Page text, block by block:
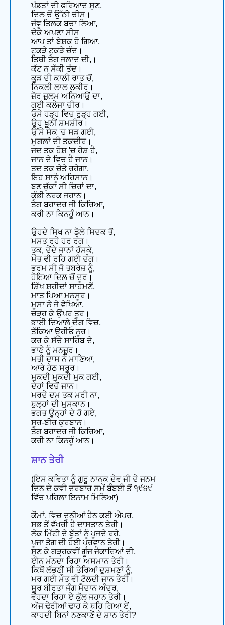
ਪੰਡਤਾਂ ਦੀ ਫਰਿਆਦ ਸੁਣ,
ਦਿਲ ਚੋਂ ਉੱਠੀ ਚੀਸ।
ਜੰਞੂ ਤਿਲਕ ਬਚਾ ਲਿਆ,
ਦੇਕੇ ਅਪਣਾ ਸੀਸ
ਆਪ ਤਾਂ ਬੇਸ਼ਕ ਹੋ ਗਿਆ,
ਟੁਕੜੇ ਟੁਕੜੇ ਚੰਦ।
ਤਿਥੀ ਤੇਗ ਜਲਾਦ ਦੀ,।
ਕੱਟ ਨ ਸੱਕੀ ਤੰਦ।
ਕੂੜ ਦੀ ਕਾਲੀ ਰਾਤ ਚੋਂ,
ਨਿਕਲੀ ਲਾਲ ਲਕੀਰ।
ਜ਼ੋਰ ਜ਼ੁਲਮ ਅਨਿਆਉਂ ਦਾ,
ਗਈ ਕਲੇਜਾ ਚੀਰ।
ਓਸੇ ਹੜ੍ਹ ਵਿਚ ਰੁੜ੍ਹ ਗਈ,
ਉਹ ਖੂਨੀਂ ਸ਼ਮਸ਼ੀਰ।
ਉੱਸੇ ਸੇਕ 'ਚ ਸੜ ਗਈ,
ਮੁਗ਼ਲਾਂ ਦੀ ਤਕਦੀਰ।
ਜਦ ਤਕ ਹੋਸ਼ 'ਚ ਹੋਸ਼ ਹੈ,
ਜਾਨ ਦੇ ਵਿਚ ਹੈ ਜਾਨ।
ਤਦ ਤਕ ਚੇਤੇ ਰਹੇਗਾ,
ਇਹ ਸਾਨੂੰ ਅਹਿਸਾਨ।
ਬਣ ਚੁੱਕਾ ਸੀ ਚਿਰਾਂ ਦਾ,
ਕੁੰਭੀ ਨਰਕ ਜਹਾਨ।
ਤੇਗ ਬਹਾਦਰ ਜੀ ਕਿਰਿਆ,
ਕਰੀ ਨਾ ਕਿਨਹੂੰ ਆਨ।
ਉਹਦੇ ਸਿਖ ਨਾ ਡੋਲੇ ਸਿਦਕ ਤੋਂ,
ਮਸਤ ਰਹੇ ਹਰ ਰੰਗ।
ਤਕ, ਦੇਂਦੇ ਜਾਨਾਂ ਹੱਸਕੇ,
ਮੌਤ ਵੀ ਰਹਿ ਗਈ ਦੰਗ।
ਭਰਮ ਸੀ ਜੋ ਤਬਰੇਜ਼ ਨੂੰ,
ਹੋਇਆ ਦਿਲ ਚੋਂ ਦੂਰ।
ਸ਼ਿੱਖ ਸ਼ਹੀਦਾਂ ਸਾਹਮਣੇਂ,
ਮਾਤ ਪਿਆ ਮਨਸੂਰ।
ਮੂਸਾ ਨੇ ਜੋ ਵੇਖਿਆ,
ਚੜ੍ਹ ਕੇ ਉਂਪਰ ਤੂਰ।
ਭਾਈ ਦਿਆਲੇ ਦੇਗ਼ ਵਿਚ,
ਤੱਕਿਆ ਉਹੀਓ ਨੂਰ।
ਕਰ ਕੇ ਸੱਚੇ ਸਾਹਿਬ ਦੇ,
ਭਾਣੇ ਨੂੰ ਮਨਜ਼ੂਰ।
ਮਤੀ ਦਾਸ ਨੇ ਮਾਣਿਆ,
ਆਰੇ ਹੇਠ ਸਰੂਰ।
ਮੁਕਦੀ ਮੁਕਦੀ ਮੁਕ ਗਈ,
ਦੇਹਾਂ ਵਿਚੋਂ ਜਾਨ।
ਮਰਦੇ ਦਮ ਤਕ ਮਰੀ ਨਾ,
ਬੁਲ੍ਹਾਂ ਦੀ ਮੁਸਕਾਨ।
ਭਗਤ ਉਨ੍ਹਾਂ ਦੇ ਹੋ ਗਏ,
ਸੂਰ-ਬੀਰ ਕੁਰਬਾਨ।
ਤੇਗ ਬਹਾਦਰ ਜੀ ਕਿਰਿਆ,
ਕਰੀ ਨਾ ਕਿਨਹੂੰ ਆਨ।
ਸ਼ਾਨ ਤੇਰੀ
(ਇਸ ਕਵਿਤਾ ਨੂੰ ਗੁਰੂ ਨਾਨਕ ਦੇਵ ਜੀ ਦੇ ਜਨਮ
ਦਿਨ ਦੇ ਕਵੀ ਦਰਬਾਰ ਸਮੇਂ ਬੰਬਈ ਤੋਂ ੧੯੪੯
ਵਿੱਚ ਪਹਿਲਾ ਇਨਾਮ ਮਿਲਿਆ)
ਕੌਮਾਂ, ਵਿਚ ਦੁਨੀਆਂ ਹੈਨ ਕਈ ਐਪਰ,
ਸਭ ਤੋਂ ਵੱਖਰੀ ਹੈ ਦਾਸਤਾਨ ਤੇਰੀ।
ਲੋਕ ਮਿੱਟੀ ਦੇ ਬੁੱਤਾਂ ਨੂੰ ਪੂਜਦੇ ਰਹੇ,
ਪੂਜਾ ਤੇਗ ਦੀ ਹੋਈ ਪ੍ਰਵਾਨ ਤੇਰੀ।
ਸੁਣ ਕੇ ਗੜ੍ਹਕਵੀਂ ਗੂੰਜ ਜੈਕਾਰਿਆਂ ਦੀ,
ਈਨ ਮੰਨਦਾ ਰਿਹਾ ਅਸਮਾਨ ਤੇਰੀ।
ਕਿਥੋਂ ਲੱਭਣੀਂ ਸੀ ਤੇਰਿਆਂ ਦੁਸ਼ਮਣਾਂ ਨੂੰ,
ਮਰ ਗਈ ਮੌਤ ਵੀ ਟੋਲਦੀ ਜਾਨ ਤੇਰੀ।
ਸੂਰ ਬੀਰਤਾ ਜੰਗ ਮੈਦਾਨ ਅੰਦਰ,
ਵੇਂਹਦਾ ਰਿਹਾ ਏ ਕੁੱਲ ਜਹਾਨ ਤੇਰੀ।
ਅੱਜ ਢੇਰੀਆਂ ਢਾਹ ਕੇ ਬਹਿ ਗਿਆ ਏਂ,
ਕਾਹਦੀ ਬਿਨਾਂ ਨਣਕਾਣੇਂ ਦੇ ਸ਼ਾਨ ਤੇਰੀ?